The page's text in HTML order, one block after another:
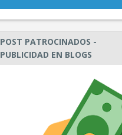
POST PATROCINADOS -
PUBLICIDAD EN BLOGS